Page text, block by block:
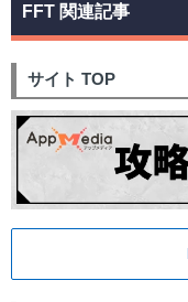
FFT 関連記事
サイト TOP